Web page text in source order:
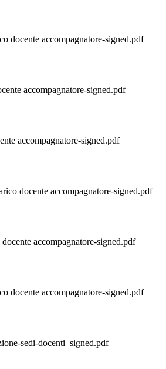
docente accompagnatore-signed.pdf
accompagnatore-signed.pdf
accompagnatore-signed.pdf
docente accompagnatore-signed.pdf
accompagnatore-signed.pdf
docente accompagnatore-signed.pdf
sedi-docenti_signed.pdf